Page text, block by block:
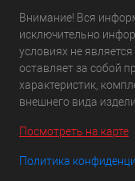
Внимание! Вся
исключительно
условиях не
оставляет за собой
характеристик,
внешнего вида
Посмотреть на карте
Политика